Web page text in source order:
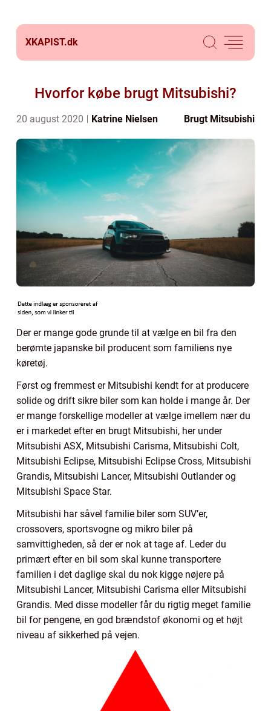
XKAPIST.dk
Hvorfor købe brugt Mitsubishi?
20 august 2020 Katrine Nielsen Brugt Mitsubishi
Der er mange gode grunde til at vælge en bil fra den
berømte japanske bil producent som familiens nye
køretøj.
Først og fremmest er Mitsubishi kendt for at producere
solide og drift sikre biler som kan holde i mange år. Der
er mange forskellige modeller at vælge imellem nær du
er i markedet efter en brugt Mitsubishi, her under
Mitsubishi ASX, Mitsubishi Carisma, Mitsubishi Colt,
Mitsubishi Eclipse, Mitsubishi Eclipse Cross, Mitsubishi
Grandis, Mitsubishi Lancer, Mitsubishi Outlander og
Mitsubishi Space Star.
Mitsubishi har såvel familie biler som SUV’er,
crossovers, sportsvogne og mikro biler på
samvittigheden, så der er nok at tage af. Leder du
primært efter en bil som skal kunne transportere
familien i det daglige skal du nok kigge nøjere på
Mitsubishi Lancer, Mitsubishi Carisma eller Mitsubishi
Grandis. Med disse modeller får du rigtig meget familie
bil for pengene, en god brændstof økonomi og et højt
niveau af sikkerhed på vejen.